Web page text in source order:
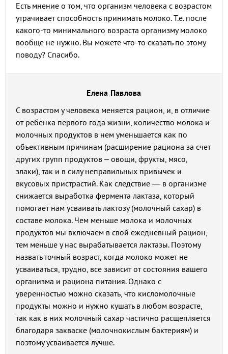
Есть мнение о том, что организм человека с возрастом
утрачивает способность принимать молоко. Т.е. после
какого-то минимального возраста организму молоко
вообще не нужно. Вы можете что-то сказать по этому
поводу? Спасибо.
Елена Павлова
С возрастом у человека меняется рацион, и, в отличие
от ребенка первого года жизни, количество молока и
молочных продуктов в нем уменьшается как по
объективным причинам (расширение рациона за счет
других групп продуктов – овощи, фрукты, мясо,
злаки), так и в силу неправильных привычек и
вкусовых пристрастий. Как следствие — в организме
снижается выработка фермента лактаза, который
помогает нам усваивать лактозу (молочный сахар) в
составе молока. Чем меньше молока и молочных
продуктов мы включаем в свой ежедневный рацион,
тем меньше у нас вырабатывается лактазы. Поэтому
назвать точный возраст, когда молоко может не
усваиваться, трудно, все зависит от состояния вашего
организма и рациона питания. Однако с
уверенностью можно сказать, что кисломолочные
продукты можно и нужно кушать в любом возрасте,
так как в них молочный сахар частично расщепляется
благодаря закваске (молочнокислым бактериям) и
поэтому усваивается лучше.